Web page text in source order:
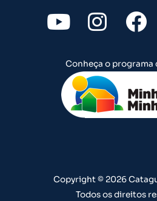
Y
o
u
t
u
b
I
n
s
t
a
g
m
F
a
c
e
b
o
Conheça o programa
Copyright © 2026
Todos os direitos